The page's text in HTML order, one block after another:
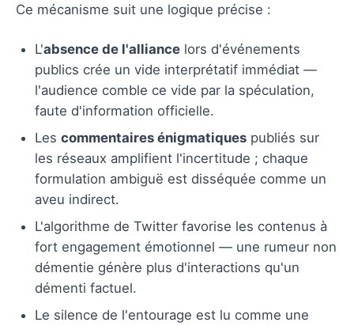
Ce mécanisme suit une logique précise :
L'absence de l'alliance lors d'événements
publics crée un vide interprétatif immédiat —
l'audience comble ce vide par la spéculation,
faute d'information officielle.
Les commentaires énigmatiques publiés sur
les réseaux amplifient l'incertitude ; chaque
formulation ambiguë est disséquée comme un
aveu indirect.
L'algorithme de Twitter favorise les contenus à
fort engagement émotionnel — une rumeur non
démentie génère plus d'interactions qu'un
démenti factuel.
Le silence de l'entourage est lu comme une